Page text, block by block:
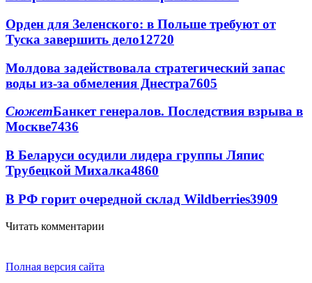
Орден для Зеленского: в Польше требуют от
Туска завершить дело12720
Молдова задействовала стратегический запас
воды из-за обмеления Днестра7605
СюжетБанкет генералов. Последствия взрыва в
Москве7436
В Беларуси осудили лидера группы Ляпис
Трубецкой Михалка4860
В РФ горит очередной склад Wildberries3909
Читать комментарии
Полная версия сайта